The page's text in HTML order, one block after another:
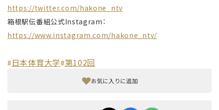
https://twitter.com/hakone_ntv
箱根駅伝番組公式Instagram：
https://www.instagram.com/hakone_ntv/
#日本体育大学#第102回
お気に入りに追加